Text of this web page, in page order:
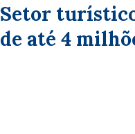
Setor
de até 4